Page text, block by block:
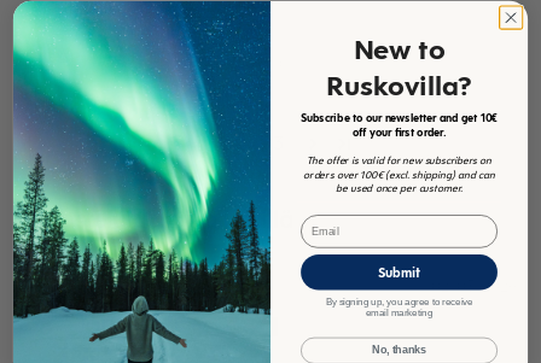
Erinomainen.
Arvostelu kerätty kaupan kutsun kautta
1 2
Arvosteluja muilla kielillä
02/03/2026
JOHANNA J.
New to
Ruskovilla?
Subscribe to our newsletter and get 10€
off your first order.
The offer is valid for new subscribers on
orders over 100€ (excl. shipping) and can
be used once per customer.
Email
Submit
By signing up, you agree to receive
email marketing
No, thanks